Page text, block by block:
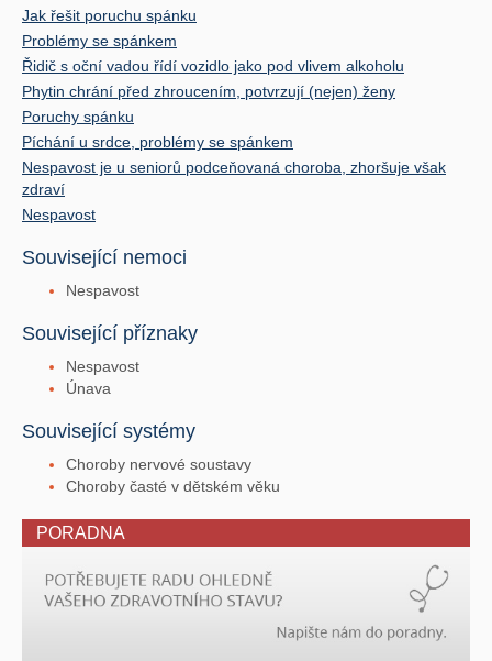
Jak řešit poruchu spánku
Problémy se spánkem
Řidič s oční vadou řídí vozidlo jako pod vlivem alkoholu
Phytin chrání před zhroucením, potvrzují (nejen) ženy
Poruchy spánku
Píchání u srdce, problémy se spánkem
Nespavost je u seniorů podceňovaná choroba, zhoršuje však
zdraví
Nespavost
Související nemoci
Nespavost
Související příznaky
Nespavost
Únava
Související systémy
Choroby nervové soustavy
Choroby časté v dětském věku
PORADNA